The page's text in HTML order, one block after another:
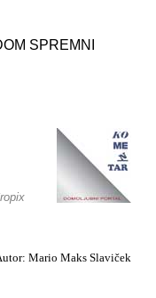
SPREMNI
Mario Maks Slaviček